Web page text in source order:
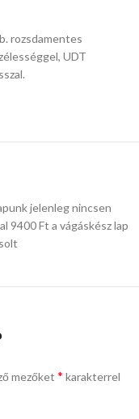
rozsdamentes
UDT
jelenleg nincsen
9400 Ft a vágáskész lap
mezőket * karakterrel